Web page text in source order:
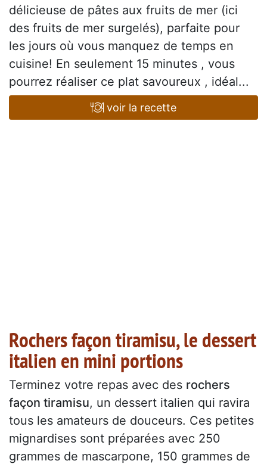
délicieuse de pâtes aux fruits de mer (ici
des fruits de mer surgelés), parfaite pour
les jours où vous manquez de temps en
cuisine! En seulement 15 minutes , vous
pourrez réaliser ce plat savoureux , idéal...
voir la recette
Rochers façon tiramisu, le dessert
italien en mini portions
Terminez votre repas avec des rochers
façon tiramisu, un dessert italien qui ravira
tous les amateurs de douceurs. Ces petites
mignardises sont préparées avec 250
grammes de mascarpone, 150 grammes de